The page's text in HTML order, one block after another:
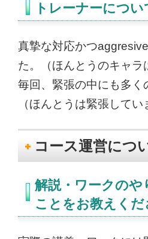
トレーナーにつ
真摯な対応かつ
た。（ほんとうのキャ
毎回、緊張の中にも多
（ほんとうは緊張して
コース運営につ
解説・ワークの
ことをお教えくだ